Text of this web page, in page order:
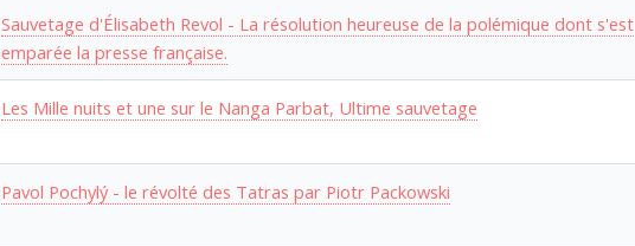
Sauvetage d'Élisabeth Revol - La résolution heureuse de la polémique dont s'est
emparée la presse française.
Les Mille nuits et une sur le Nanga Parbat, Ultime sauvetage
Pavol Pochylý - le révolté des Tatras par Piotr Packowski